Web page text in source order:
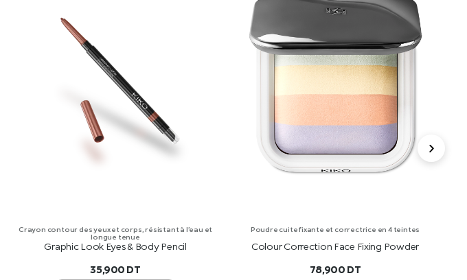
Crayon contour des yeux et corps, résistant à l’eau et
longue tenue
Graphic Look Eyes & Body Pencil
35,900 DT
Poudre cuite fixante et correctrice en 4 teintes
Colour Correction Face Fixing Powder
78,900 DT